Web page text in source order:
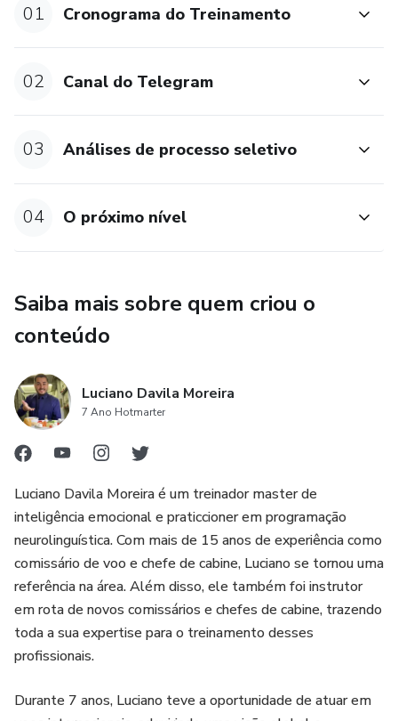
O Tempo de acesso ao treinamento é de 60 dias.
de alunos no Telegram.
01 Cronograma do Treinamento
02 Canal do Telegram
03 Análises de processo seletivo
04 O próximo nível
Saiba mais sobre quem criou o
conteúdo
Luciano Davila Moreira
7 Ano Hotmarter
Luciano Davila Moreira é um treinador master de
inteligência emocional e praticcioner em programação
neurolinguística. Com mais de 15 anos de experiência como
comissário de voo e chefe de cabine, Luciano se tornou uma
referência na área. Além disso, ele também foi instrutor
em rota de novos comissários e chefes de cabine, trazendo
toda a sua expertise para o treinamento desses
profissionais.
Durante 7 anos, Luciano teve a oportunidade de atuar em